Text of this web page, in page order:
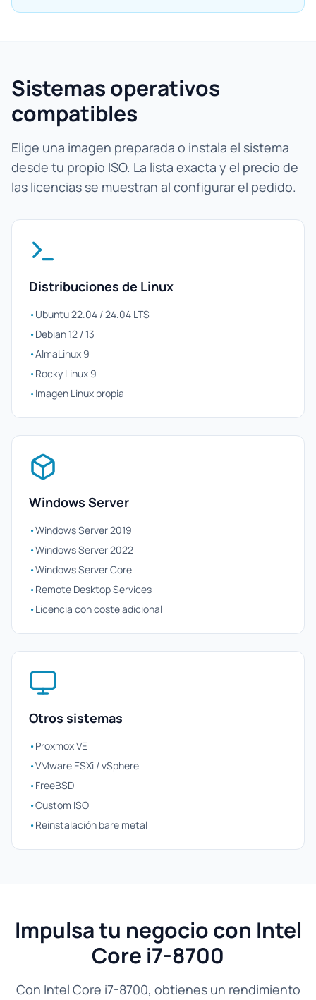
Sistemas operativos
compatibles
Elige una imagen preparada o instala el sistema
desde tu propio ISO. La lista exacta y el precio de
las licencias se muestran al configurar el pedido.
Distribuciones de Linux
•Ubuntu 22.04 / 24.04 LTS
•Debian 12 / 13
•AlmaLinux 9
•Rocky Linux 9
•Imagen Linux propia
Windows Server
•Windows Server 2019
•Windows Server 2022
•Windows Server Core
•Remote Desktop Services
•Licencia con coste adicional
Otros sistemas
•Proxmox VE
•VMware ESXi / vSphere
•FreeBSD
•Custom ISO
•Reinstalación bare metal
Impulsa tu negocio con Intel
Core i7-8700
Con Intel Core i7-8700, obtienes un rendimiento